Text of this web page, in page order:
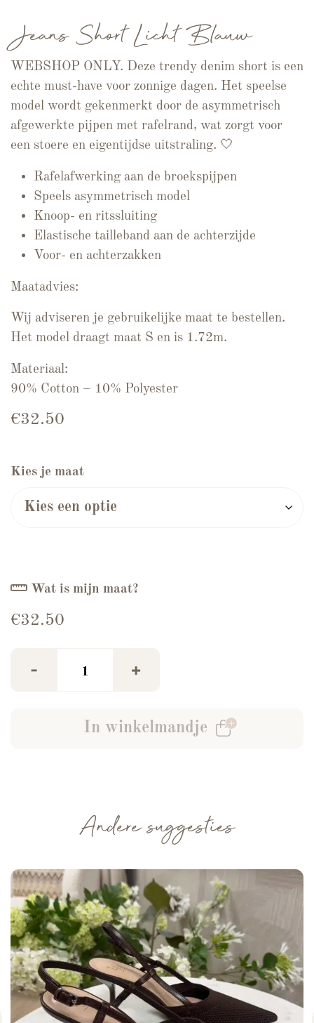
Jeans Short Licht Blauw
WEBSHOP ONLY. Deze trendy denim short is een
echte must-have voor zonnige dagen. Het speelse
model wordt gekenmerkt door de asymmetrisch
afgewerkte pijpen met rafelrand, wat zorgt voor
een stoere en eigentijdse uitstraling. 🤍
Rafelafwerking aan de broekspijpen
Speels asymmetrisch model
Knoop- en ritssluiting
Elastische tailleband aan de achterzijde
Voor- en achterzakken
Maatadvies:
Wij adviseren je gebruikelijke maat te bestellen.
Het model draagt maat S en is 1.72m.
Materiaal:
90% Cotton – 10% Polyester
€32.50
Kies je maat
Wat is mijn maat?
€32.50
- +
In winkelmandje
Andere suggesties